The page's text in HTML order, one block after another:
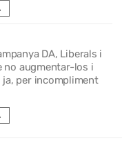
DA, Liberals i
no augmentar-los i
ja, per incompliment